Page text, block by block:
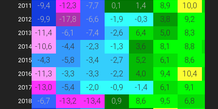
2011 -9,4 -12,3 -7,7 0,1 1,4 8,9 10,0
2012 -9,9 -17,8 -6,6 -1,9 -0,3 3,8 9,2
2013 -11,4 -6,1 -7,4 -2,6 6,4 5,0 8,3
2014 -10,6 -4,4 -2,3 -1,3 3,6 8,1 8,8
2015 -4,3 -5,8 -3,4 -2,7 5,2 6,1 8,6
2016 -11,3 -3,3 -3,3 -2,2 4,0 9,4 10,4
2017 -13,0 -5,4 -2,0 -0,9 -1,4 6,1 9,1
2018 -6,7 -13,2 -13,4 0,9 8,6 9,5 6,8